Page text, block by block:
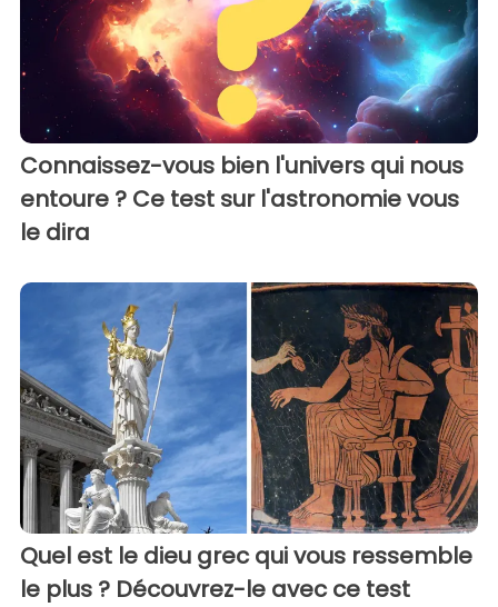
Connaissez-vous bien l'univers qui nous
entoure ? Ce test sur l'astronomie vous
le dira
Quel est le dieu grec qui vous ressemble
le plus ? Découvrez-le avec ce test